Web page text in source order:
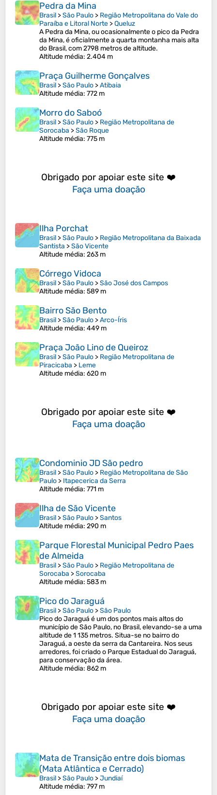
Pedra da Mina
Brasil >São Paulo > Região Metropolitana do Vale do
Paraíba e Litoral Norte >Queluz
A Pedra da Mina, ou ocasionalmente o pico da Pedra
da Mina, é oficialmente a quarta montanha mais alta
do Brasil, com 2798 metros de altitude.
Altitude média: 2.404 m
Praça Guilherme Gonçalves
Brasil >São Paulo >Atibaia
Altitude média: 772 m
Morro do Saboó
Brasil >São Paulo > Região Metropolitana de
Sorocaba >São Roque
Altitude média: 775 m
Obrigado por apoiar este site ❤️
Faça uma doação
Ilha Porchat
Brasil >São Paulo > Região Metropolitana da Baixada
Santista >São Vicente
Altitude média: 263 m
Córrego Vidoca
Brasil >São Paulo >São José dos Campos
Altitude média: 589 m
Bairro São Bento
Brasil >São Paulo >Arco-Íris
Altitude média: 449 m
Praça João Lino de Queiroz
Brasil >São Paulo > Região Metropolitana de
Piracicaba > Leme
Altitude média: 620 m
Obrigado por apoiar este site ❤️
Faça uma doação
Condominio JD São pedro
Brasil >São Paulo > Região Metropolitana de São
Paulo > Itapecerica da Serra
Altitude média: 771 m
Ilha de São Vicente
Brasil >São Paulo >Santos
Altitude média: 290 m
Parque Florestal Municipal Pedro Paes
de Almeida
Brasil >São Paulo > Região Metropolitana de
Sorocaba >Sorocaba
Altitude média: 583 m
Pico do Jaraguá
Brasil >São Paulo >São Paulo
Pico do Jaraguá é um dos pontos mais altos do
município de São Paulo, no Brasil, elevando-se a uma
altitude de 1 135 metros. Situa-se no bairro do
Jaraguá, a oeste da serra da Cantareira. Nos seus
arredores, foi criado o Parque Estadual do Jaraguá,
para conservação da área.
Altitude média: 862 m
Obrigado por apoiar este site ❤️
Faça uma doação
Mata de Transição entre dois biomas
(Mata Atlântica e Cerrado)
Brasil >São Paulo >Jundiaí
Altitude média: 797 m